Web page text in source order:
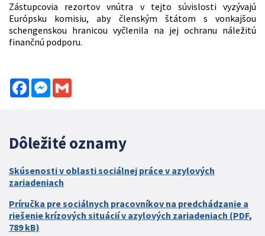
Zástupcovia rezortov vnútra v tejto súvislosti vyzývajú
Európsku komisiu, aby členským štátom s vonkajšou
schengenskou hranicou vyčlenila na jej ochranu náležitú
finančnú podporu.
FacebookMessenger
Dôležité oznamy
Skúsenosti v oblasti sociálnej práce v azylových
zariadeniach
Príručka pre sociálnych pracovníkov na predchádzanie a
riešenie krízových situácií v azylových zariadeniach (PDF,
789 kB)